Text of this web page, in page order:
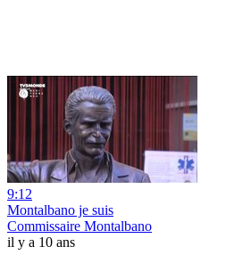
9:12
Montalbano je suis
Commissaire Montalbano
il y a 10 ans